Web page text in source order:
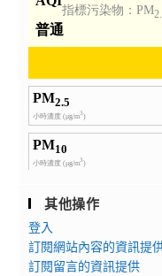
其他操作
登入
訂閱網站內容的資訊提
訂閱留言的資訊提供